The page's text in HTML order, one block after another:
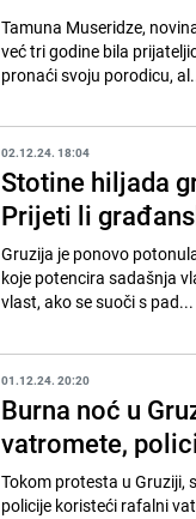
Tamuna Museridze,
već tri godine bila
pronaći svoju porodicu,
02.12.24. 18:04
Stotine hiljada
Prijeti li
Gruzija je ponovo
koje potencira sadašnja
vlast, ako se suoči s pad...
01.12.24. 20:20
Burna noć u
vatromete,
Tokom protesta u Gruziji,
policije koristeći rafalni